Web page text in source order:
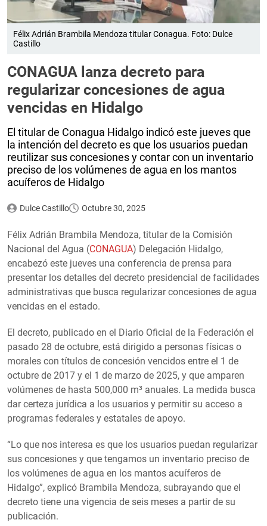
Félix Adrián Brambila Mendoza titular Conagua. Foto: Dulce
Castillo
CONAGUA lanza decreto para
regularizar concesiones de agua
vencidas en Hidalgo
El titular de Conagua Hidalgo indicó este jueves que
la intención del decreto es que los usuarios puedan
reutilizar sus concesiones y contar con un inventario
preciso de los volúmenes de agua en los mantos
acuíferos de Hidalgo
Dulce Castillo Octubre 30, 2025
Félix Adrián Brambila Mendoza, titular de la Comisión
Nacional del Agua (CONAGUA) Delegación Hidalgo,
encabezó este jueves una conferencia de prensa para
presentar los detalles del decreto presidencial de facilidades
administrativas que busca regularizar concesiones de agua
vencidas en el estado.
El decreto, publicado en el Diario Oficial de la Federación el
pasado 28 de octubre, está dirigido a personas físicas o
morales con títulos de concesión vencidos entre el 1 de
octubre de 2017 y el 1 de marzo de 2025, y que amparen
volúmenes de hasta 500,000 m³ anuales. La medida busca
dar certeza jurídica a los usuarios y permitir su acceso a
programas federales y estatales de apoyo.
“Lo que nos interesa es que los usuarios puedan regularizar
sus concesiones y que tengamos un inventario preciso de
los volúmenes de agua en los mantos acuíferos de
Hidalgo”, explicó Brambila Mendoza, subrayando que el
decreto tiene una vigencia de seis meses a partir de su
publicación.